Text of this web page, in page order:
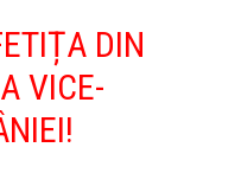
DIN
VICE-